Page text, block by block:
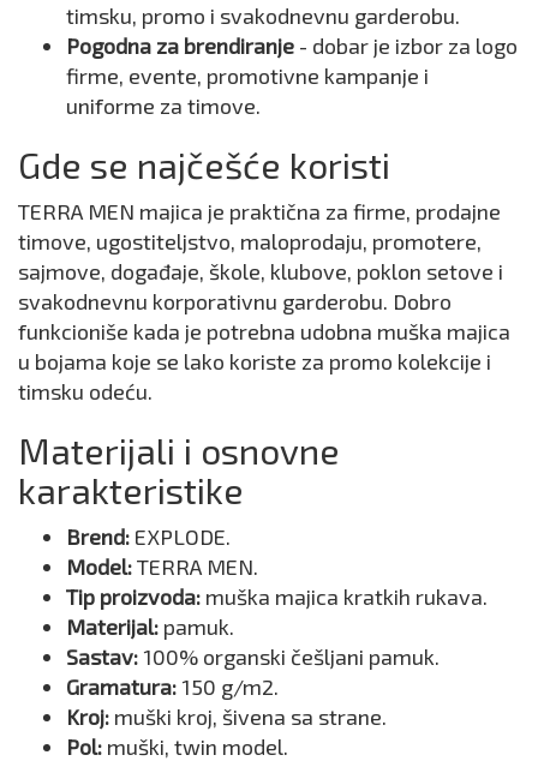
timsku, promo i svakodnevnu garderobu.
Pogodna za brendiranje - dobar je izbor za logo
firme, evente, promotivne kampanje i
uniforme za timove.
Gde se najčešće koristi
TERRA MEN majica je praktična za firme, prodajne
timove, ugostiteljstvo, maloprodaju, promotere,
sajmove, događaje, škole, klubove, poklon setove i
svakodnevnu korporativnu garderobu. Dobro
funkcioniše kada je potrebna udobna muška majica
u bojama koje se lako koriste za promo kolekcije i
timsku odeću.
Materijali i osnovne
karakteristike
Brend: EXPLODE.
Model:TERRA MEN.
Tip proizvoda: muška majica kratkih rukava.
Materijal: pamuk.
Sastav: 100% organski češljani pamuk.
Gramatura: 150 g/m2.
Kroj: muški kroj, šivena sa strane.
Pol: muški, twin model.